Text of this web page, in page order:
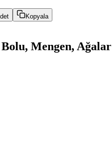
Kopyala
Mengen, Ağalar